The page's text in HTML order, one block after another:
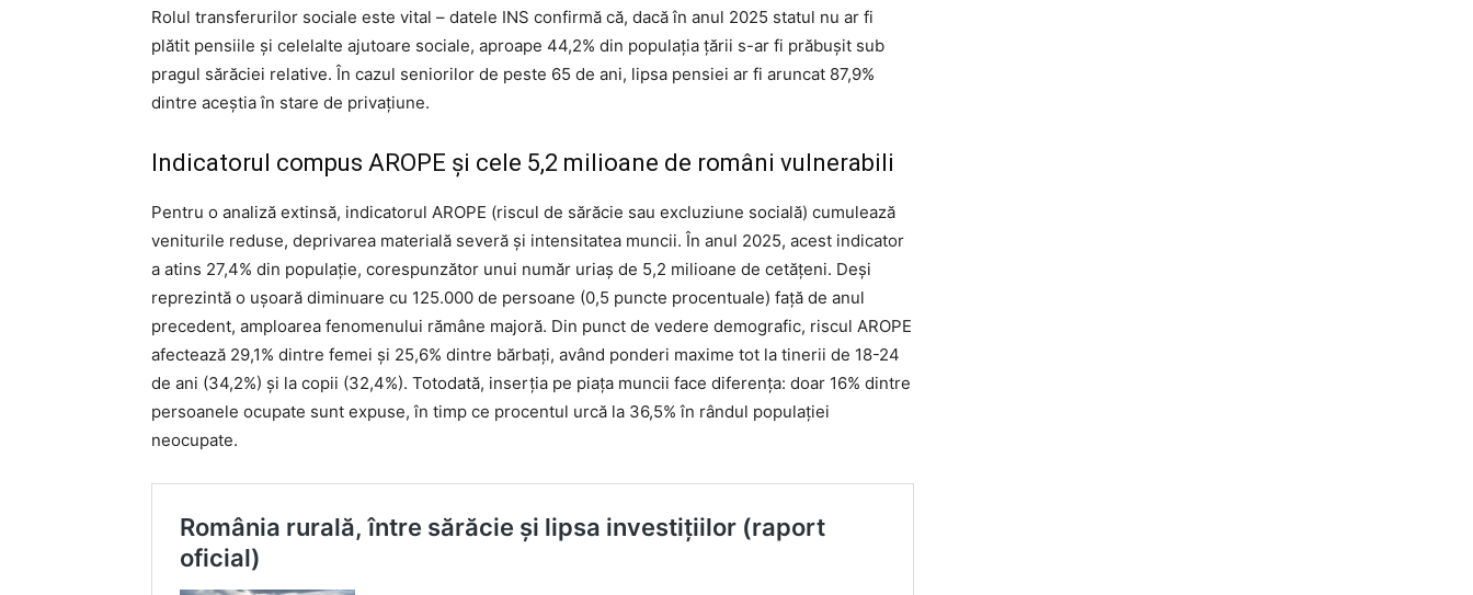
Rolul transferurilor sociale este vital – datele INS confirmă că, dacă în anul 2025 statul nu ar fi
plătit pensiile și celelalte ajutoare sociale, aproape 44,2% din populația țării s-ar fi prăbușit sub
pragul sărăciei relative. În cazul seniorilor de peste 65 de ani, lipsa pensiei ar fi aruncat 87,9%
dintre aceștia în stare de privațiune.
Indicatorul compus AROPE și cele 5,2 milioane de români vulnerabili
Pentru o analiză extinsă, indicatorul AROPE (riscul de sărăcie sau excluziune socială) cumulează
veniturile reduse, deprivarea materială severă și intensitatea muncii. În anul 2025, acest indicator
a atins 27,4% din populație, corespunzător unui număr uriaș de 5,2 milioane de cetățeni. Deși
reprezintă o ușoară diminuare cu 125.000 de persoane (0,5 puncte procentuale) față de anul
precedent, amploarea fenomenului rămâne majoră. Din punct de vedere demografic, riscul AROPE
afectează 29,1% dintre femei și 25,6% dintre bărbați, având ponderi maxime tot la tinerii de 18-24
de ani (34,2%) și la copii (32,4%). Totodată, inserția pe piața muncii face diferența: doar 16% dintre
persoanele ocupate sunt expuse, în timp ce procentul urcă la 36,5% în rândul populației
neocupate.